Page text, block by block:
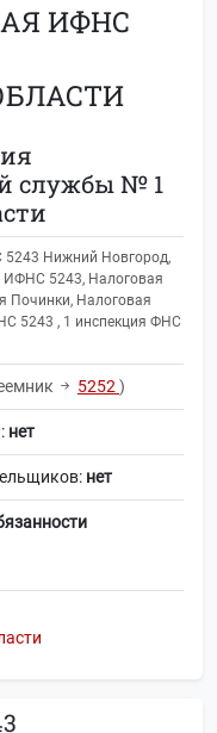
ИФНС
службы № 1
Нижний Новгород,
5243, Налоговая
Починки, Налоговая
5243 , 1 инспекция ФНС
5252 )
нет
нет